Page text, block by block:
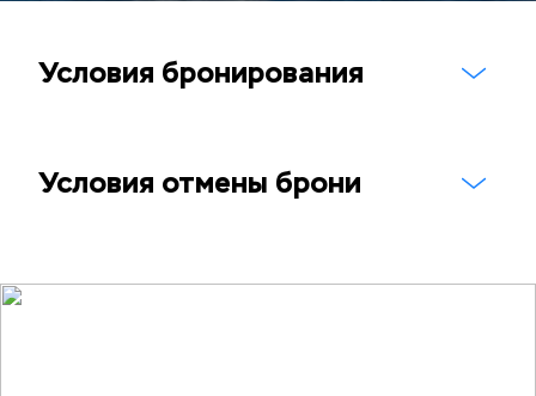
Условия бронирования
Условия отмены брони